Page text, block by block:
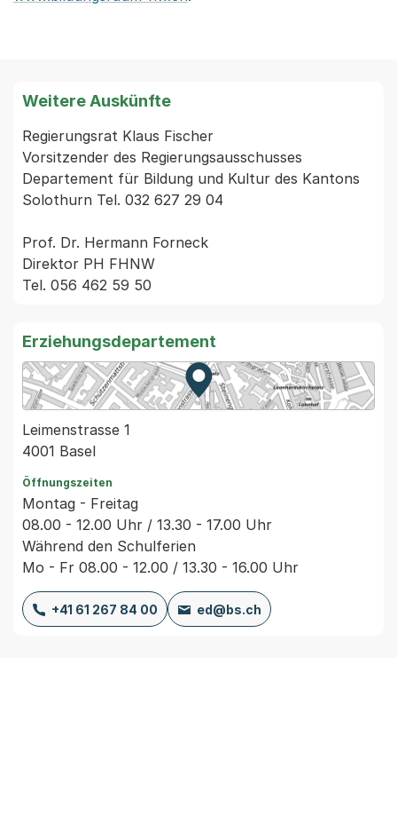
Weitere Auskünfte
Regierungsrat Klaus Fischer
Vorsitzender des Regierungsausschusses
Departement für Bildung und Kultur des Kantons
Solothurn Tel. 032 627 29 04
Prof. Dr. Hermann Forneck
Direktor PH FHNW
Tel. 056 462 59 50
Erziehungsdepartement
Zur Karte von MapBS.
Externer Link, wird in einem
Leimenstrasse 1
4001 Basel
Öffnungszeiten
Montag - Freitag
08.00 - 12.00 Uhr / 13.30 - 17.00 Uhr
Während den Schulferien
Mo - Fr 08.00 - 12.00 / 13.30 - 16.00 Uhr
+41 61 267 84 00 ed@bs.ch